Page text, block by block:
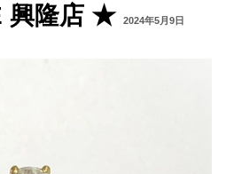
興隆店 ★
2024年5月9日